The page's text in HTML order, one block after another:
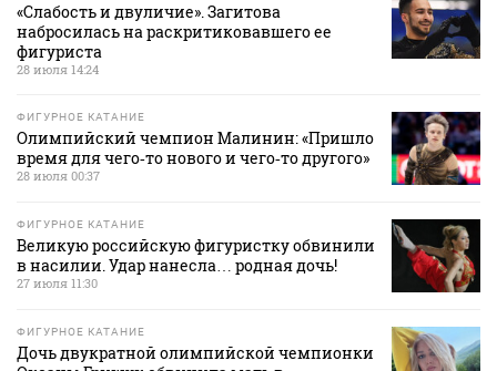
«Слабость и двуличие». Загитова
набросилась на раскритиковавшего ее
фигуриста
28 июля 14:24
ФИГУРНОЕ КАТАНИЕ
Олимпийский чемпион Малинин: «Пришло
время для чего‑то нового и чего‑то другого»
28 июля 00:37
ФИГУРНОЕ КАТАНИЕ
Великую российскую фигуристку обвинили
в насилии. Удар нанесла… родная дочь!
27 июля 11:30
ФИГУРНОЕ КАТАНИЕ
Дочь двукратной олимпийской чемпионки